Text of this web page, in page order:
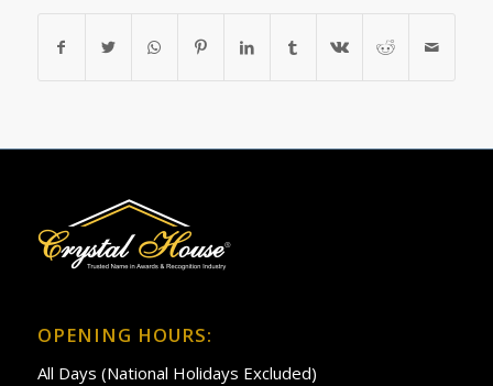
OPENING HOURS:
All Days (National Holidays Excluded)